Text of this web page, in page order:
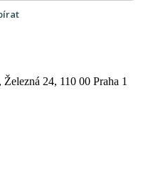
24, 110 00 Praha 1